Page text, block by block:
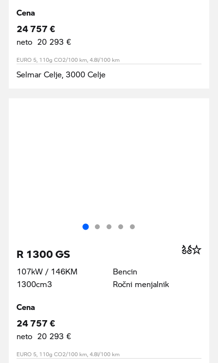
Cena
24 757 €
neto 20 293 €
EURO 5, 110g CO2/100 km, 4.8l/100 km
Selmar Celje, 3000 Celje
R 1300 GS
107kW / 146KM
1300cm3
Bencin
Ročni menjalnik
Cena
24 757 €
neto 20 293 €
EURO 5, 110g CO2/100 km, 4.8l/100 km